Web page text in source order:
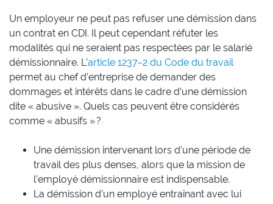
Un employeur ne peut pas refuser une démission dans
un contrat en CDI. Il peut cependant réfuter les
modalités qui ne seraient pas respectées par le salarié
démissionnaire. L’article 1237–2 du Code du travail
permet au chef d’entreprise de demander des
dommages et intérêts dans le cadre d’une démission
dite « abusive ». Quels cas peuvent être considérés
comme « abusifs » ?
Une démission intervenant lors d’une période de
travail des plus denses, alors que la mission de
l’employé démissionnaire est indispensable.
La démission d’un employé entraînant avec lui